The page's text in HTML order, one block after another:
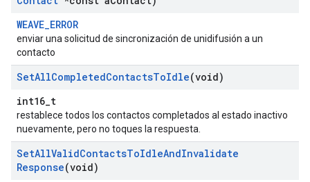
WEAVE_ERROR
enviar una solicitud de sincronización de unidifusión a un
contacto
SetAllCompletedContactsToIdle(void)
int16_t
restablece todos los contactos completados al estado inactivo
nuevamente, pero no toques la respuesta.
SetAllValidContactsToIdleAndInvalidate
Response(void)